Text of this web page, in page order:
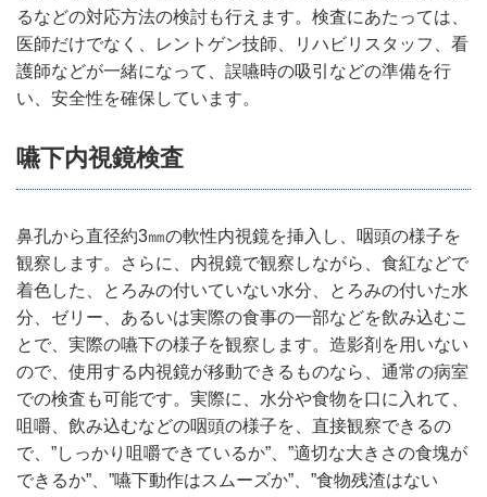
るなどの対応方法の検討も行えます。検査にあたっては、
医師だけでなく、レントゲン技師、リハビリスタッフ、看
護師などが一緒になって、誤嚥時の吸引などの準備を行
い、安全性を確保しています。
嚥下内視鏡検査
鼻孔から直径約3㎜の軟性内視鏡を挿入し、咽頭の様子を
観察します。さらに、内視鏡で観察しながら、食紅などで
着色した、とろみの付いていない水分、とろみの付いた水
分、ゼリー、あるいは実際の食事の一部などを飲み込むこ
とで、実際の嚥下の様子を観察します。造影剤を用いない
ので、使用する内視鏡が移動できるものなら、通常の病室
での検査も可能です。実際に、水分や食物を口に入れて、
咀嚼、飲み込むなどの咽頭の様子を、直接観察できるの
で、”しっかり咀嚼できているか”、”適切な大きさの食塊が
できるか”、”嚥下動作はスムーズか”、”食物残渣はない